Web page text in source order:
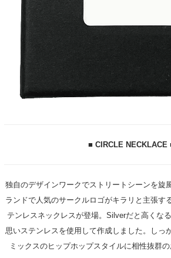
■ CIRCLE NECKLACE
独自のデザインワークでストリートシーンを旋
ランドで人気のサークルロゴがキラリと主張す
テンレスネックレスが登場。Silverだと高くな
思いステンレスを使用して作成しました。しっ
ミックスのヒップホップスタイルに相性抜群の